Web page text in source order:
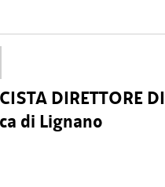
DIRETTORE DI
di Lignano